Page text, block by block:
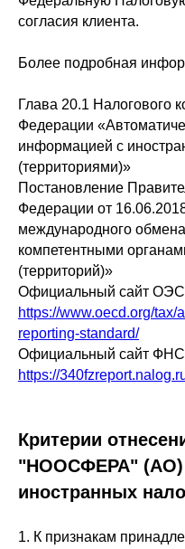
согласия клиента.
Более подробная
Глава 20.1 Налогового
Федерации
информацией с
(территориями)»
Постановление
Федерации от
международного
компетентными
(территорий)»
https://www.oecd.org/
reporting-standard/
https://
Критерии
"НООСФЕРА" (АО)
иностранных
1. К признакам